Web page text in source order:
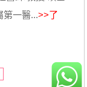
第一醫...>>了